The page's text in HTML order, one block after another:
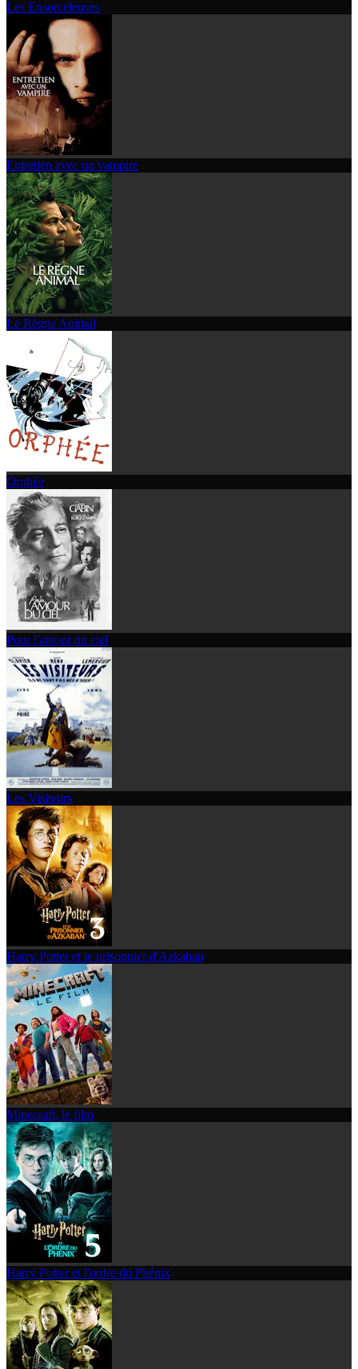
Les Ensorceleuses
Entretien avec un vampire
Le Règne Animal
Orphée
Pour l'amour du ciel
Les Visiteurs
Harry Potter et le prisonnier d'Azkaban
Minecraft, le film
Harry Potter et l'ordre du Phénix